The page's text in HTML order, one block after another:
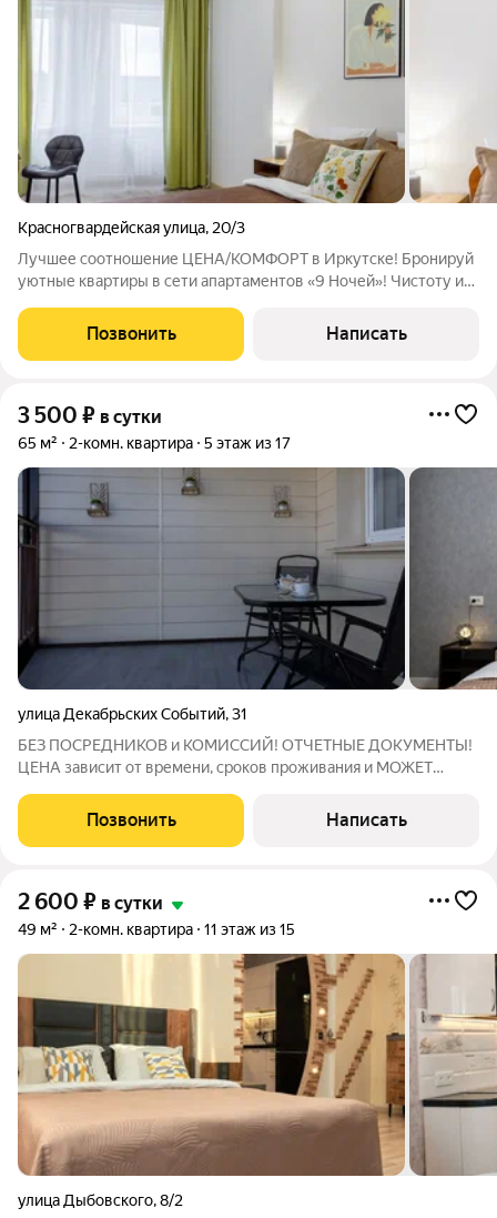
Красногвардейская улица, 20/3
Лучшее соотношение ЦЕНА/КОМФОРТ в Иркутске! Бронируй
уютные квартиры в сети апартаментов «9 Ночей»! Чистоту и
довольных клиентов, что подтверждают сотни
положительных отзывов. Мы предоставляем
Позвонить Написать
3 500 ₽ в сутки
65 м² 2-комн. квартира 5 этаж из 17
улица Декабрьских Событий,31
БЕЗ ПОСРЕДНИКОВ и КОМИССИЙ! ОТЧЕТНЫЕ ДОКУМЕНТЫ!
ЦЕНА зависит от времени, сроков проживания и МОЖЕТ
УТОЧНЯЙТЕ У МЕНЕДЖЕРА! Уютные, комфортабельные,
ВМЕСТИТЕЛЬНЫЕ двухкомнатные апартаменты расположены
Позвонить Написать
2 600 ₽ в сутки
49 м² 2-комн. квартира 11 этаж из 15
улица Дыбовского,8/2